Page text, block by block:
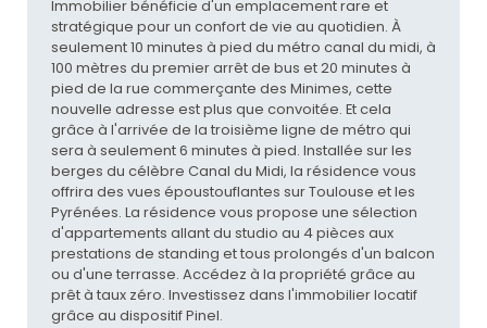
Immobilier bénéficie d'un emplacement rare et
stratégique pour un confort de vie au quotidien. À
seulement 10 minutes à pied du métro canal du midi, à
100 mètres du premier arrêt de bus et 20 minutes à
pied de la rue commerçante des Minimes, cette
nouvelle adresse est plus que convoitée. Et cela
grâce à l'arrivée de la troisième ligne de métro qui
sera à seulement 6 minutes à pied. Installée sur les
berges du célèbre Canal du Midi, la résidence vous
offrira des vues époustouflantes sur Toulouse et les
Pyrénées. La résidence vous propose une sélection
d'appartements allant du studio au 4 pièces aux
prestations de standing et tous prolongés d'un balcon
ou d'une terrasse. Accédez à la propriété grâce au
prêt à taux zéro. Investissez dans l'immobilier locatif
grâce au dispositif Pinel.